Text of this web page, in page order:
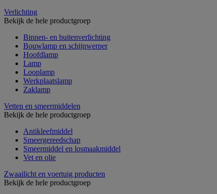
Verlichting
Bekijk de hele productgroep
Binnen- en buitenverlichting
Bouwlamp en schijnwerper
Hoofdlamp
Lamp
Looplamp
Werkplaatslamp
Zaklamp
Vetten en smeermiddelen
Bekijk de hele productgroep
Antikleefmiddel
Smeergereedschap
Smeermiddel en losmaakmiddel
Vet en olie
Zwaailicht en voertuig producten
Bekijk de hele productgroep